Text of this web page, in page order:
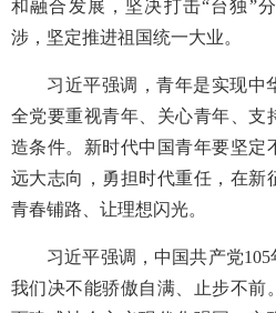
和融合发展，坚决打击“台独”
涉，坚定推进祖国统一大业。
习近平强调，青年是实现中
全党要重视青年、关心青年、支
造条件。新时代中国青年要坚定
远大志向，勇担时代重任，在新
青春铺路、让理想闪光。
习近平强调，中国共产党
我们决不能骄傲自满、止步不前